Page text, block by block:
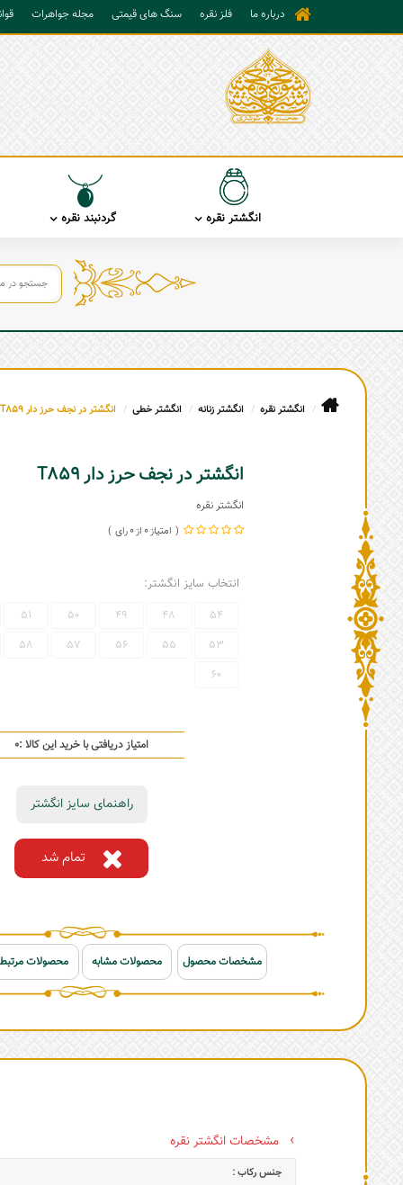
درباره ما فلز نقره سنگ های قیمتی مجله جواهرات
انگشتر نقره گردنبند نقره
انگشتر نقره انگشتر زنانه انگشتر خطی انگشتر در نجف حرز دار T859
انگشتر در نجف حرز دار T859
انگشتر نقره
0
0
انتخاب سایز انگشتر:
54
48
49
50
51
53
55
56
57
58
60
امتیاز دریافتی با خرید این کالا :0
راهنمای سایز انگشتر
تمام شد
مشخصات محصول محصولات مشابه محصولات مرتبط
مشخصات انگشتر نقره
جنس رکاب :